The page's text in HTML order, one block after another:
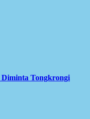
Tongkrongi